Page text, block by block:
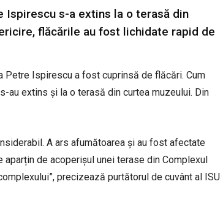
Ispirescu s-a extins la o terasă din
flăcările au fost lichidate rapid de
Petre Ispirescu a fost cuprinsă de flăcări. Cum
au extins și la o terasă din curtea muzeului. Din
A ars afumătoarea și au fost afectate
de acoperișul unei terase din Complexul
precizează purtătorul de cuvânt al ISU